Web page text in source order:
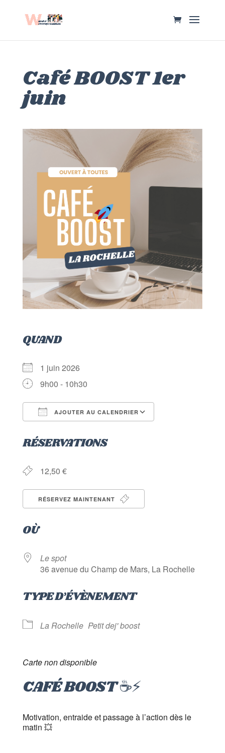
Café BOOST 1er
juin
QUAND
1 juin 2026
9h00 - 10h30
AJOUTER AU CALENDRIER
RÉSERVATIONS
12,50 €
RÉSERVEZ MAINTENANT
OÙ
Le spot
36 avenue du Champ de Mars, La Rochelle
TYPE D’ÉVÈNEMENT
La Rochelle Petit dej' boost
Carte non disponible
CAFÉ BOOST ☕️⚡️
Motivation, entraide et passage à l’action dès le
matin 💥